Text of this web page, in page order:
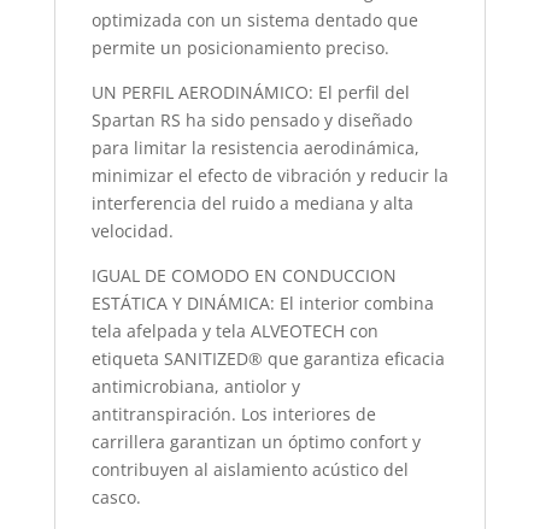
optimizada con un sistema dentado que
permite un posicionamiento preciso.
UN PERFIL AERODINÁMICO: El perfil del
Spartan RS ha sido pensado y diseñado
para limitar la resistencia aerodinámica,
minimizar el efecto de vibración y reducir la
interferencia del ruido a mediana y alta
velocidad.
IGUAL DE COMODO EN CONDUCCION
ESTÁTICA Y DINÁMICA: El interior combina
tela afelpada y tela ALVEOTECH con
etiqueta SANITIZED® que garantiza eficacia
antimicrobiana, antiolor y
antitranspiración. Los interiores de
carrillera garantizan un óptimo confort y
contribuyen al aislamiento acústico del
casco.